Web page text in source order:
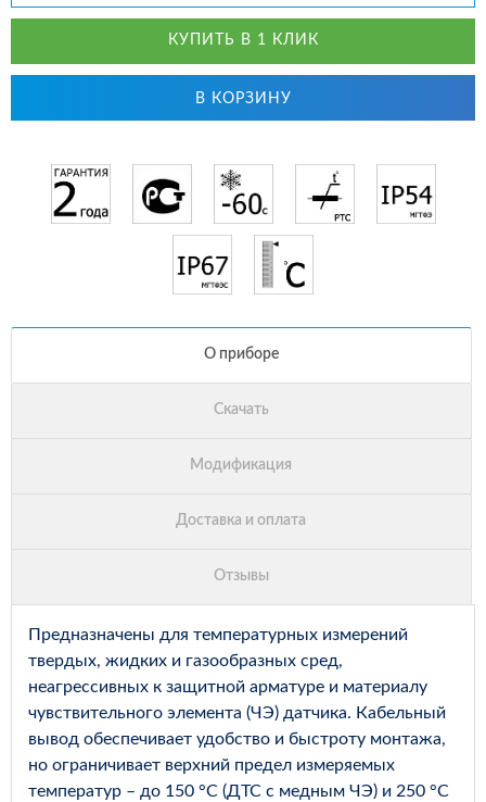
КУПИТЬ В 1 КЛИК
В КОРЗИНУ
Предназначены для температурных измерений
твердых, жидких и газообразных сред,
неагрессивных к защитной арматуре и материалу
чувствительного элемента (ЧЭ) датчика. Кабельный
вывод обеспечивает удобство и быстроту монтажа,
но ограничивает верхний предел измеряемых
температур – до 150 °С (ДТС с медным ЧЭ) и 250 °С